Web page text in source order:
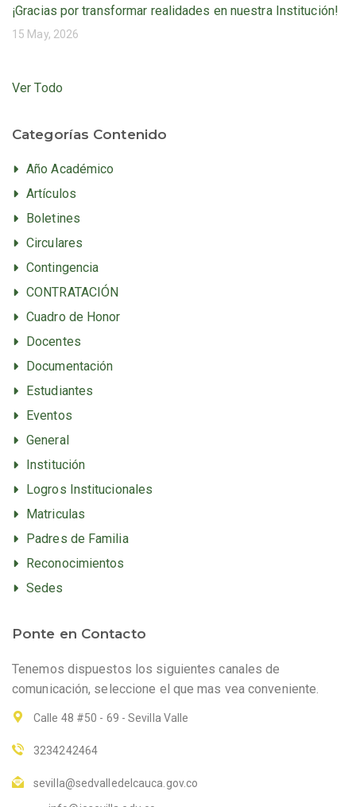
¡Gracias por transformar realidades en nuestra Institución!
15 May, 2026
Ver Todo
Categorías Contenido
Año Académico
Artículos
Boletines
Circulares
Contingencia
CONTRATACIÓN
Cuadro de Honor
Docentes
Documentación
Estudiantes
Eventos
General
Institución
Logros Institucionales
Matriculas
Padres de Familia
Reconocimientos
Sedes
Ponte en Contacto
Tenemos dispuestos los siguientes canales de
comunicación, seleccione el que mas vea conveniente.
Calle 48 #50 - 69 - Sevilla Valle
3234242464
sevilla@sedvalledelcauca.gov.co